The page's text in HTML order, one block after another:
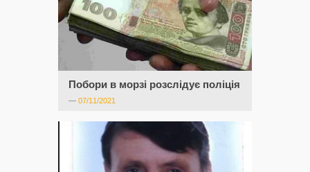
Побори в морзі розслідує поліція
— 07/11/2021